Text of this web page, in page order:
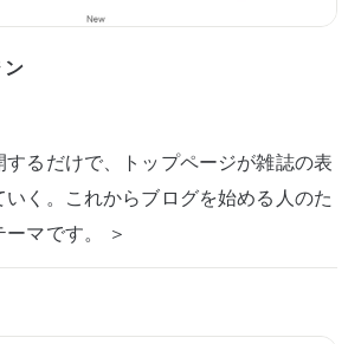
るだけで、トップページが雑誌の表
く。これからブログを始める人のた
マです。 ＞